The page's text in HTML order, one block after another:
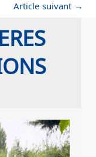
Article suivant →